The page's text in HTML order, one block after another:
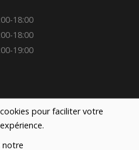
pour faciliter votre
notre
18:00
18:00
19:00